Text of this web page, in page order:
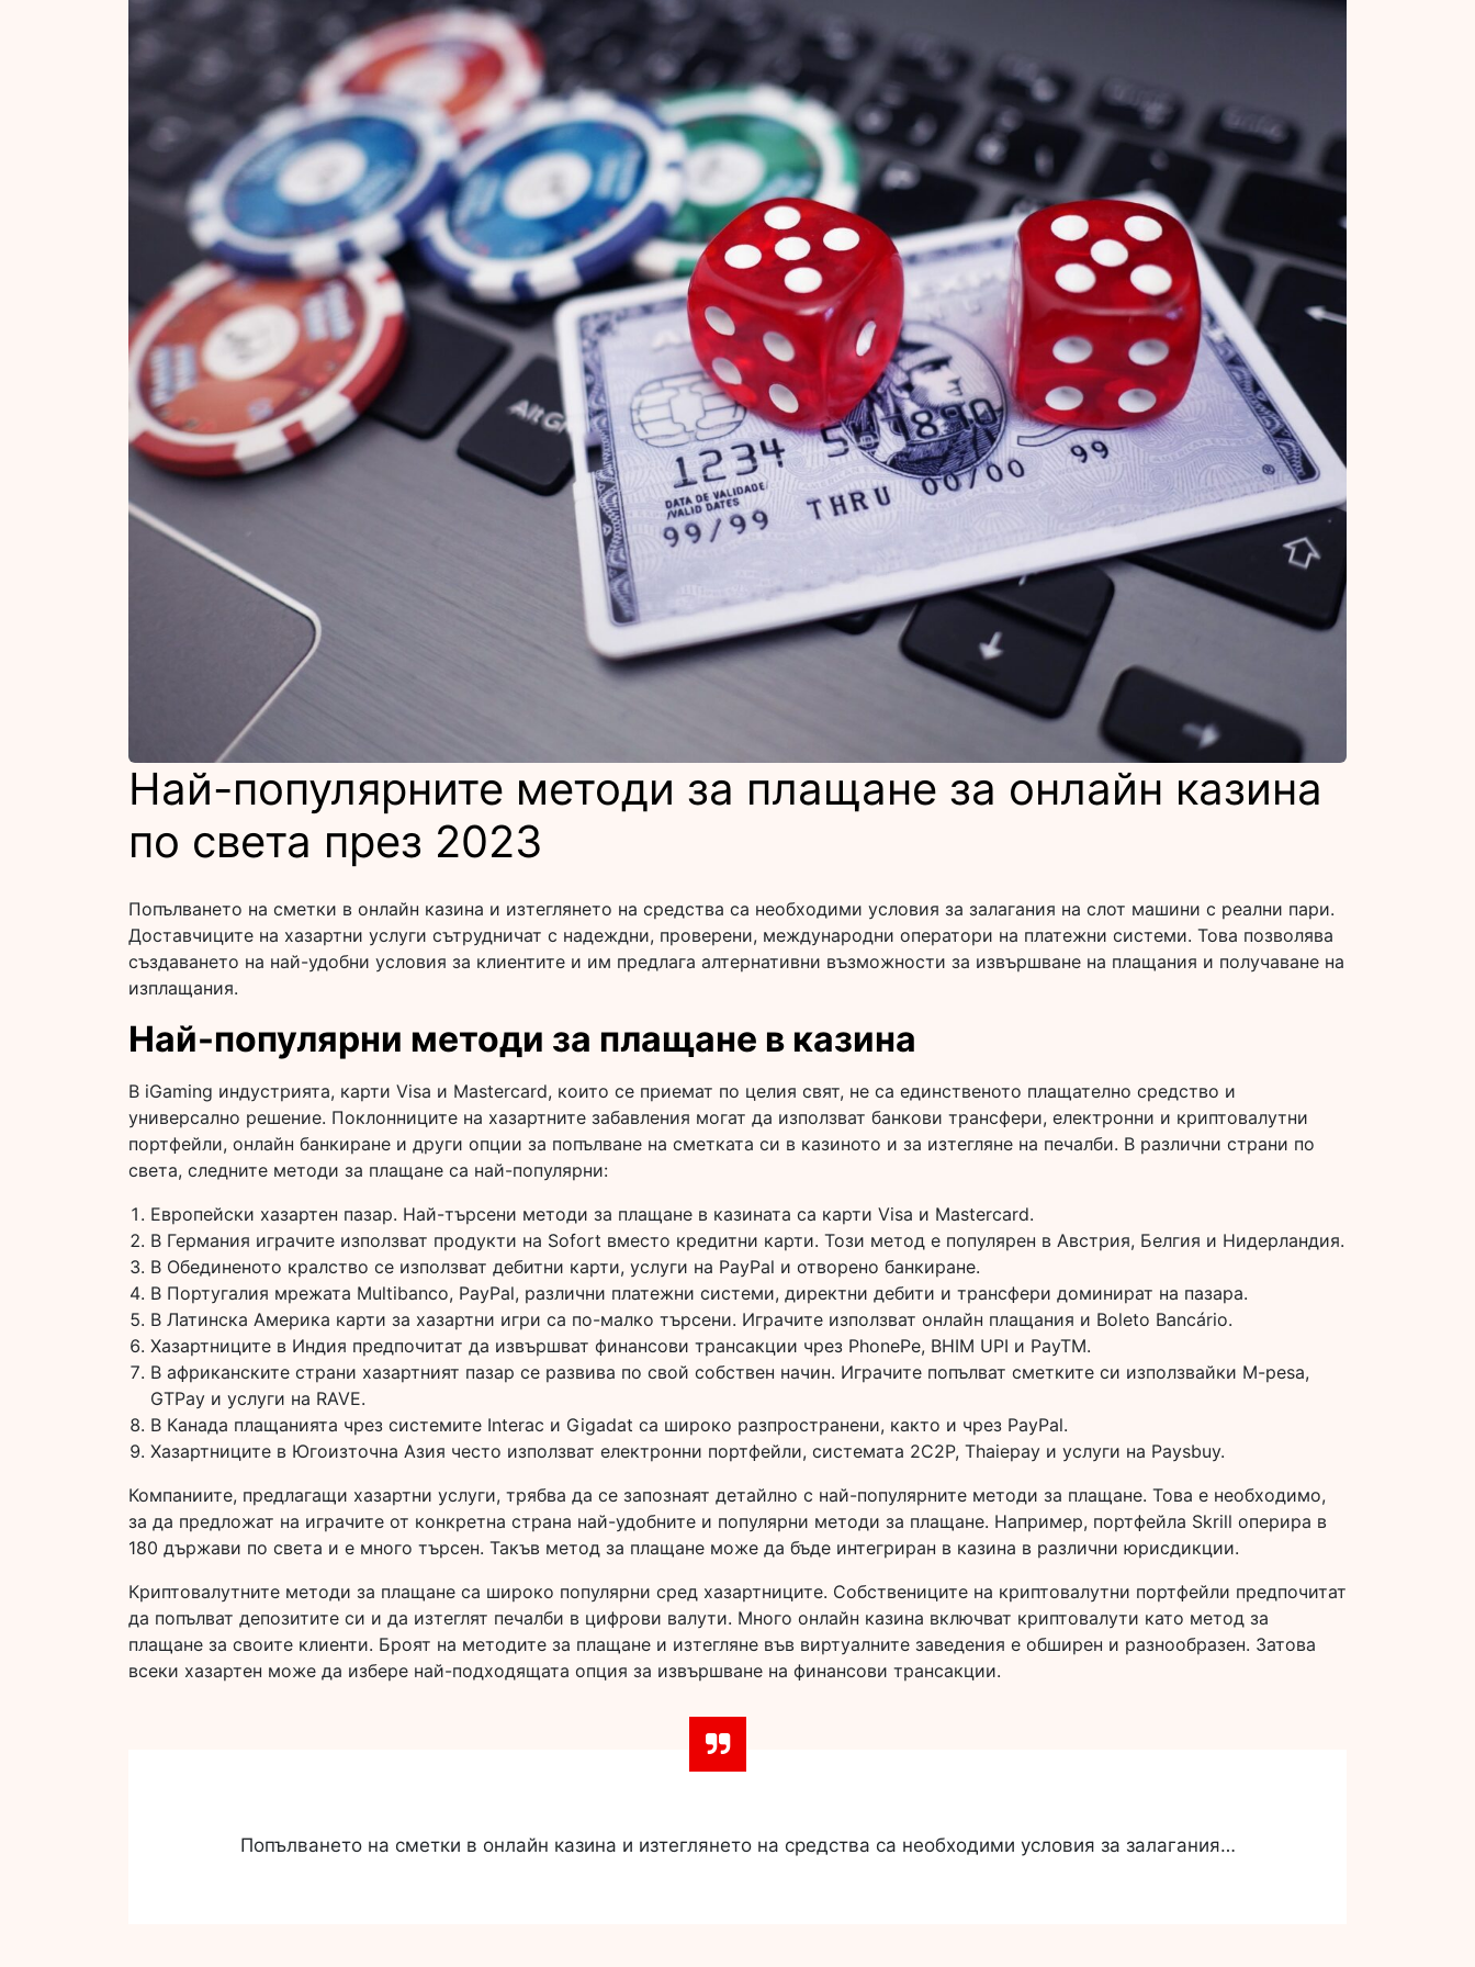
Най-популярните методи за плащане за онлайн казина
по света през 2023
Попълването на сметки в онлайн казина и изтеглянето на средства са необходими условия за залагания на слот машини с реални пари.
Доставчиците на хазартни услуги сътрудничат с надеждни, проверени, международни оператори на платежни системи. Това позволява
създаването на най-удобни условия за клиентите и им предлага алтернативни възможности за извършване на плащания и получаване на
изплащания.
Най-популярни методи за плащане в казина
В iGaming индустрията, карти Visa и Mastercard, които се приемат по целия свят, не са единственото плащателно средство и
универсално решение. Поклонниците на хазартните забавления могат да използват банкови трансфери, електронни и криптовалутни
портфейли, онлайн банкиране и други опции за попълване на сметката си в казиното и за изтегляне на печалби. В различни страни по
света, следните методи за плащане са най-популярни:
Европейски хазартен пазар. Най-търсени методи за плащане в казината са карти Visa и Mastercard.
В Германия играчите използват продукти на Sofort вместо кредитни карти. Този метод е популярен в Австрия, Белгия и Нидерландия.
В Обединеното кралство се използват дебитни карти, услуги на PayPal и отворено банкиране.
В Португалия мрежата Multibanco, PayPal, различни платежни системи, директни дебити и трансфери доминират на пазара.
В Латинска Америка карти за хазартни игри са по-малко търсени. Играчите използват онлайн плащания и Boleto Bancário.
Хазартниците в Индия предпочитат да извършват финансови трансакции чрез PhonePe, BHIM UPI и PayTM.
В африканските страни хазартният пазар се развива по свой собствен начин. Играчите попълват сметките си използвайки M-pesa,
GTPay и услуги на RAVE.
В Канада плащанията чрез системите Interac и Gigadat са широко разпространени, както и чрез PayPal.
Хазартниците в Югоизточна Азия често използват електронни портфейли, системата 2C2P, Thaiepay и услуги на Paysbuy.
Компаниите, предлагащи хазартни услуги, трябва да се запознаят детайлно с най-популярните методи за плащане. Това е необходимо,
за да предложат на играчите от конкретна страна най-удобните и популярни методи за плащане. Например, портфейла Skrill оперира в
180 държави по света и е много търсен. Такъв метод за плащане може да бъде интегриран в казина в различни юрисдикции.
Криптовалутните методи за плащане са широко популярни сред хазартниците. Собствениците на криптовалутни портфейли предпочитат
да попълват депозитите си и да изтеглят печалби в цифрови валути. Много онлайн казина включват криптовалути като метод за
плащане за своите клиенти. Броят на методите за плащане и изтегляне във виртуалните заведения е обширен и разнообразен. Затова
всеки хазартен може да избере най-подходящата опция за извършване на финансови трансакции.
Попълването на сметки в онлайн казина и изтеглянето на средства са необходими условия за залагания…